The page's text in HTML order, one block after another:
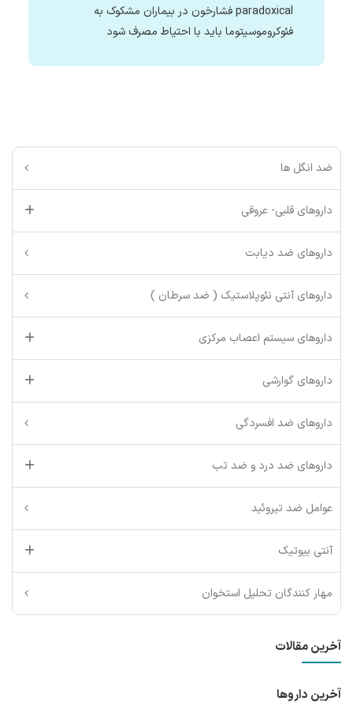
paradoxical فشارخون در بیماران مشکوک به
فئوکروموسیتوما باید با احتیاط مصرف شود
ضد انگل ها
داروهای قلبی- عروقی
داروهای ضد دیابت
داروهای آنتی نئوپلاستیک ( ضد سرطان )
داروهای سیستم اعصاب مرکزی
داروهای گوارشی
داروهای ضد افسردگی
داروهای ضد درد و ضد تب
عوامل ضد تیروئید
آنتی بیوتیک
مهار کنندگان تحلیل استخوان
آخرین مقالات
آخرین داروها